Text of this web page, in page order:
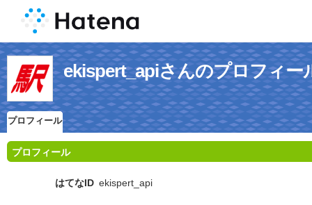
ekispert_apiさんのプロフィー
プロフィール
プロフィール
はてなID ekispert_api